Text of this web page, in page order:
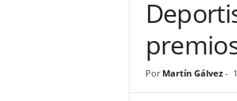
Por Martín Gálvez-